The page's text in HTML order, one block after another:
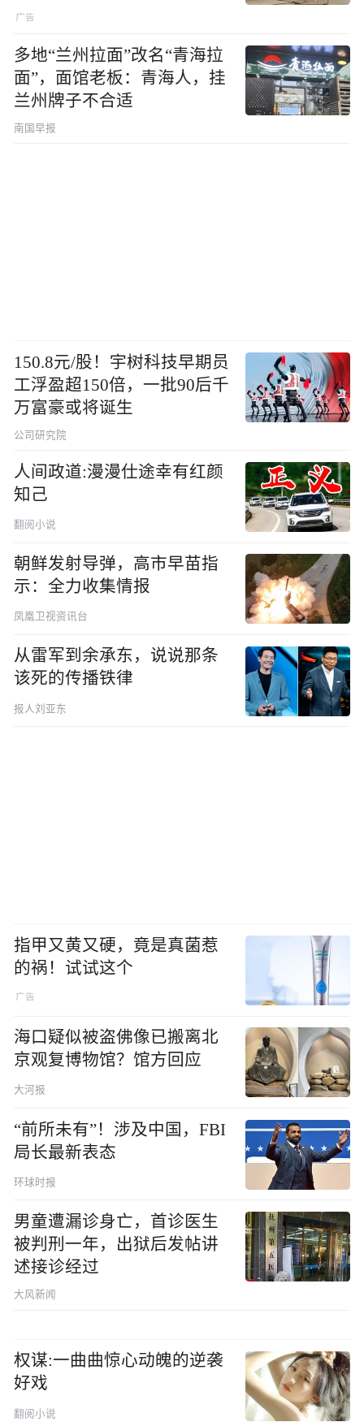
多地“兰州拉面”改名“青海拉
面”，面馆老板：青海人，挂
兰州牌子不合适
南国早报
150.8元/股！宇树科技早期员
工浮盈超150倍，一批90后千
万富豪或将诞生
公司研究院
人间政道:漫漫仕途幸有红颜
知己
翻阅小说
朝鲜发射导弹，高市早苗指
示：全力收集情报
凤凰卫视资讯台
从雷军到余承东，说说那条
该死的传播铁律
报人刘亚东
指甲又黄又硬，竟是真菌惹
的祸！试试这个
海口疑似被盗佛像已搬离北
京观复博物馆？馆方回应
大河报
“前所未有”！涉及中国，FBI
局长最新表态
环球时报
男童遭漏诊身亡，首诊医生
被判刑一年，出狱后发帖讲
述接诊经过
大风新闻
权谋:一曲曲惊心动魄的逆袭
好戏
翻阅小说